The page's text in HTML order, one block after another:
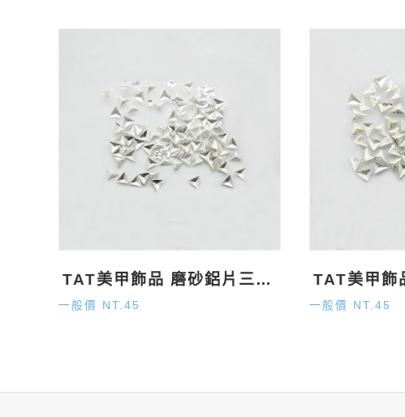
TAT美甲飾品 磨砂鋁片三角形 銀
一般價 NT.45 一般價 NT.45